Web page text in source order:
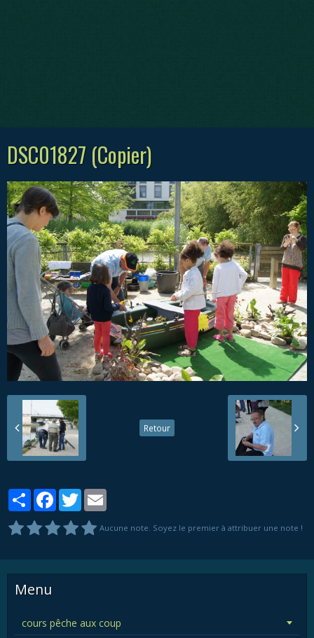
DSC01827 (Copier)
Retour
PartagerFacebook
Twitter
Aucune note. Soyez le premier à attribuer une note !
Menu
cours pêche aux coup